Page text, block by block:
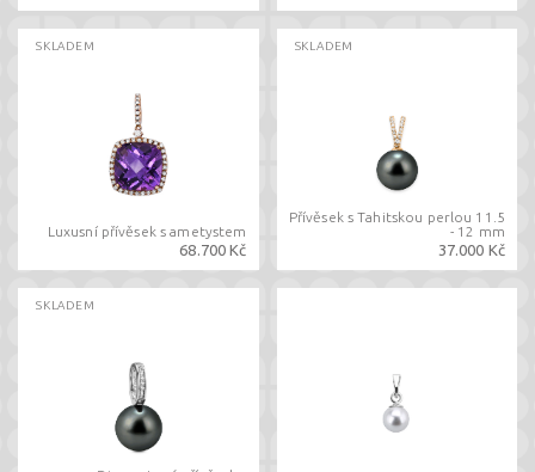
SKLADEM
Luxusní přívěsek s ametystem
68.700 Kč
SKLADEM
Přívěsek s Tahitskou perlou 11.5
- 12 mm
37.000 Kč
SKLADEM